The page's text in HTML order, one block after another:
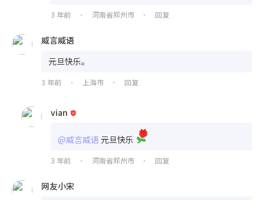
3 年前 • 河南省郑州市 • 回复
威言威语
元旦快乐。
3 年前 • 上海市 • 回复
vian
@威言威语 元旦快乐
3 年前 • 河南省郑州市 • 回复
网友小宋